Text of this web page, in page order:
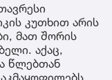
კუთხით არის
მათ შორის
აქაც,
წლებთან